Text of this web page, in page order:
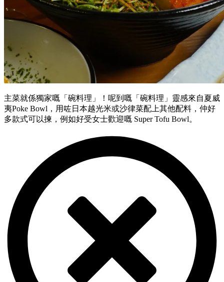
主菜就係獨家嘅「碗料理」！呢到嘅「碗料理」靈感來自夏威
夷Poke Bowl，用咗日本越光米或沙律菜配上其他配料，仲好
多款式可以揀，例如好受女士歡迎嘅 Super Tofu Bowl。